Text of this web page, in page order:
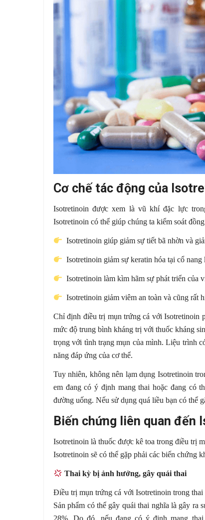
Cơ chế tác động của
Isotretinoin được xem là vũ khí đặc lực
Isotretinoin có thể giúp chúng ta kiểm soát
Isotretinoin giúp giảm sự tiết bã nhờn và
Isotretinoin giảm sự keratin hóa tại cổ nang
Isotretinoin làm kìm hãm sự phát triển của
Isotretinoin giảm viêm an toàn và cũng rất
Chỉ định điều trị mụn trứng cá với Isotretinoin
mức độ trung bình kháng trị với thuốc kháng
trọng với tình trạng mụn của mình. Liệu trình
năng đáp ứng của cơ thể.
Tuy nhiên, không nên lạm dụng Isotretinoin
em đang có ý định mang thai hoặc đang có
đường uống. Nếu sử dụng quá liều bạn có thể
Biến chứng liên quan đến
Isotretinoin là thuốc được kê toa trong điều trị
Isotretinoin sẽ có thể gặp phải các biến chứng
Thai kỳ bị ảnh hưởng, gây quái thai
Điều trị mụn trứng cá với Isotretinoin trong
Sản phẩm có thể gây quái thai nghĩa là gây ra